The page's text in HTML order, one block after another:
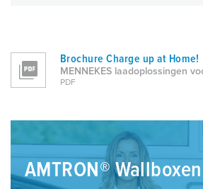
Brochure Charge up at Home!
MENNEKES laadoplossingen
PDF
AMTRON® Wallboxen